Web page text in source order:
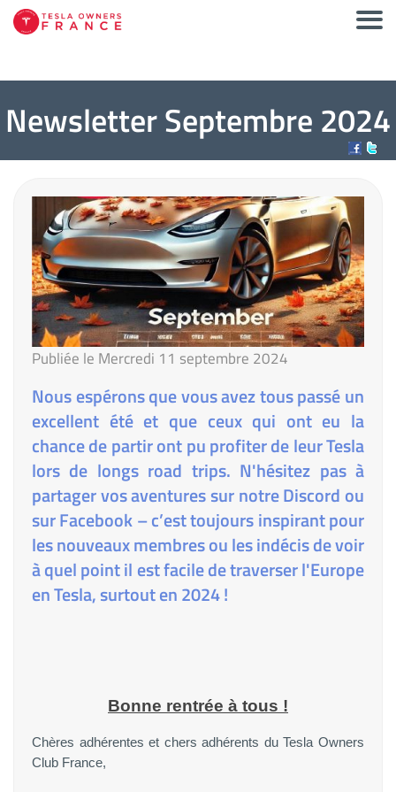
Newsletter Septembre 2024
Publiée le Mercredi 11 septembre 2024
Nous espérons que vous avez tous passé un
excellent été et que ceux qui ont eu la
chance de partir ont pu profiter de leur Tesla
lors de longs road trips. N'hésitez pas à
partager vos aventures sur notre Discord ou
sur Facebook – c’est toujours inspirant pour
les nouveaux membres ou les indécis de voir
à quel point il est facile de traverser l'Europe
en Tesla, surtout en 2024 !
Bonne rentrée à tous !
Chères adhérentes et chers adhérents du Tesla Owners
Club France,